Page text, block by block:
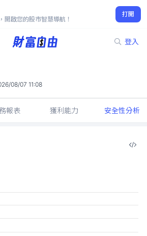
開啟您的股市智慧導航！
打開
登入
-
08/07 11:08
報表 獲利能力 安全性分析